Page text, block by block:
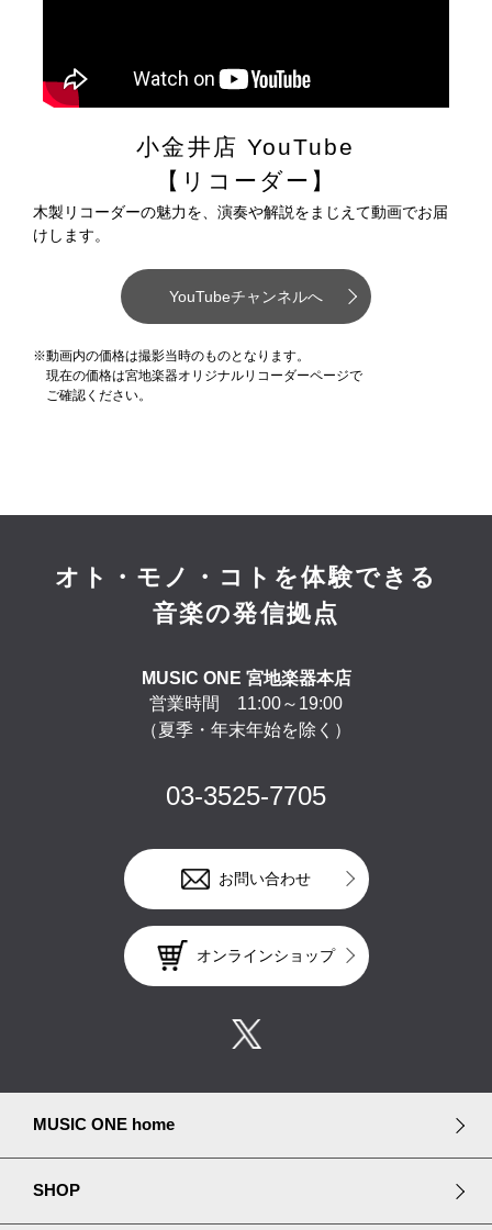
小金井店 YouTube
【リコーダー】
木製リコーダーの魅力を、演奏や解説をまじえて動画でお届
けします。
YouTubeチャンネルへ
※動画内の価格は撮影当時のものとなります。
現在の価格は宮地楽器オリジナルリコーダーページで
ご確認ください。
オト・モノ・コトを体験できる
音楽の発信拠点
MUSIC ONE 宮地楽器本店
営業時間 11:00～19:00
（夏季・年末年始を除く）
03-3525-7705
お問い合わせ
オンラインショップ
MUSIC ONE home
SHOP